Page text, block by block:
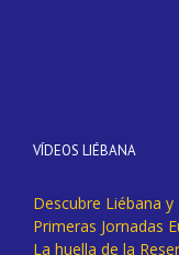
VÍDEOS LIÉBANA
Descubre Liébana
Primeras Jornadas
La huella de la